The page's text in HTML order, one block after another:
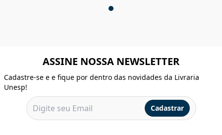
ASSINE NOSSA NEWSLETTER
Cadastre-se e e fique por dentro das novidades da Livraria
Unesp!
Cadastrar